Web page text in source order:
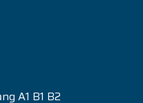
A1 B1 B2